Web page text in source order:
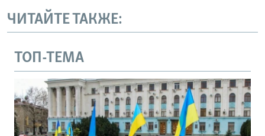
ЧИТАЙТЕ ТАКЖЕ:
ТОП-ТЕМА